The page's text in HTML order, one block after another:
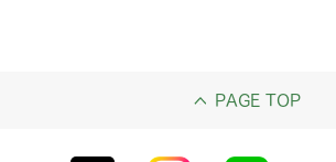
PAGE TOP